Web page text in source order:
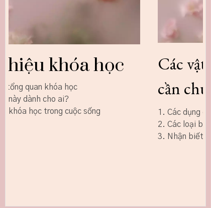
Các vật dụng, nguyên liệu
cần chuẩn bị
1. Các dụng cụ cần chuẩn bị